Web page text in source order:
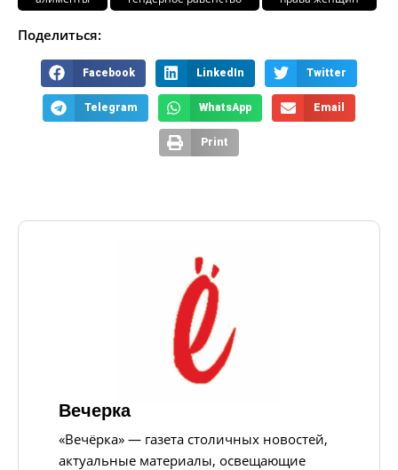
Поделиться:
Facebook LinkedIn Twitter
Telegram WhatsApp Email
Print
Вечерка
«Вечёрка» — газета столичных новостей,
актуальные материалы, освещающие